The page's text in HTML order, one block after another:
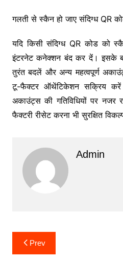
गलती से स्कैन हो जाए संदिग्ध QR
यदि किसी संदिग्ध QR कोड को
इंटरनेट कनेक्शन बंद कर दें। इसके
तुरंत बदलें और अन्य महत्वपूर्ण
टू-फैक्टर ऑथेंटिकेशन सक्रिय करें
अकाउंट्स की गतिविधियों पर
फैक्टरी रीसेट करना भी सुरक्षित
Admin
Post
navigation
Prev